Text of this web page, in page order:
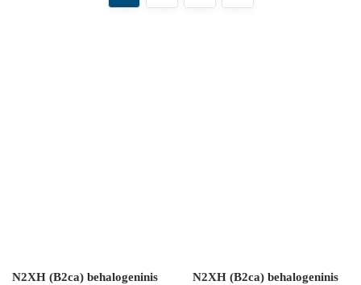
N2XH (B2ca) behalogeninis
N2XH (B2ca) behalogeninis